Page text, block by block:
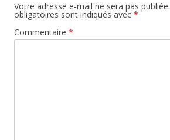
Votre adresse e-mail ne sera pas publiée.
obligatoires sont indiqués avec *
Commentaire *